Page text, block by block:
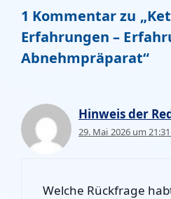
1 Kommentar zu
Erfahrungen –
Abnehmpräparat“
Hinweis der
29. Mai 2026 um
Welche Rückfrage